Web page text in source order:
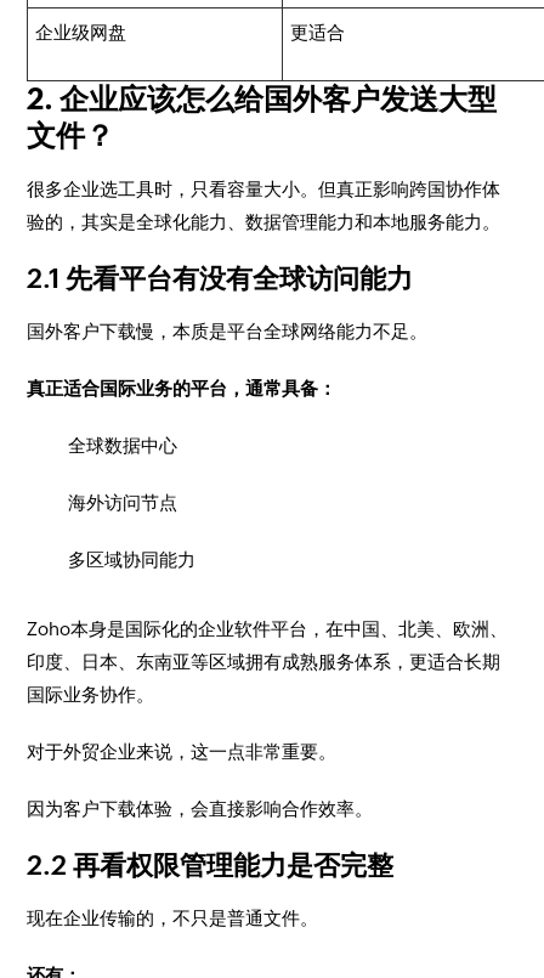
企业级网盘 更适合
2. 企业应该怎么给国外客户发送大型
文件？
很多企业选工具时，只看容量大小。但真正影响跨国协作体
验的，其实是全球化能力、数据管理能力和本地服务能力。
2.1 先看平台有没有全球访问能力
国外客户下载慢，本质是平台全球网络能力不足。
真正适合国际业务的平台，通常具备：
全球数据中心
海外访问节点
多区域协同能力
Zoho本身是国际化的企业软件平台，在中国、北美、欧洲、
印度、日本、东南亚等区域拥有成熟服务体系，更适合长期
国际业务协作。
对于外贸企业来说，这一点非常重要。
因为客户下载体验，会直接影响合作效率。
2.2 再看权限管理能力是否完整
现在企业传输的，不只是普通文件。